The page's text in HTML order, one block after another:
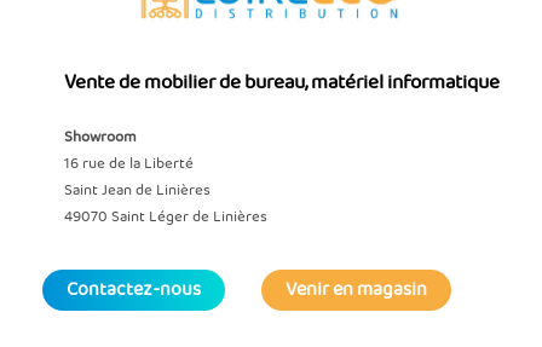
Vente de mobilier de bureau, matériel informatique
Showroom
16 rue de la Liberté
Saint Jean de Linières
49070 Saint Léger de Linières
Contactez-nous Venir en magasin